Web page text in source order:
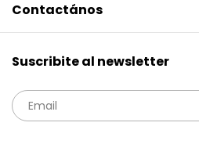
Contactános
Suscribite al newsletter